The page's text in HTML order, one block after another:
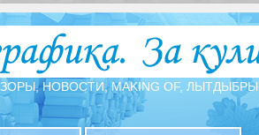
НОВОСТИ, MAKING OF, ЛЫТДЫБРЫ